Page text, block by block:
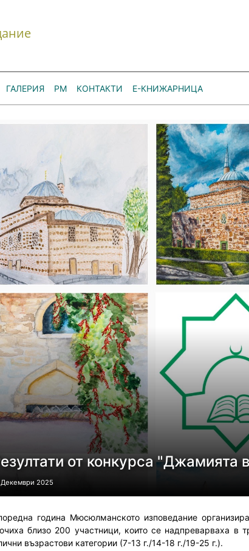
ГАЛЕРИЯ РМ КОНТАКТИ Е-КНИЖАРНИЦА
от конкурса "Джамията
Декември 2025
година Мюсюлманското изповедание
близо 200 участници, които се надпреварваха в
възрастови категории (7-13 г./14-18 г./19-25 г.).